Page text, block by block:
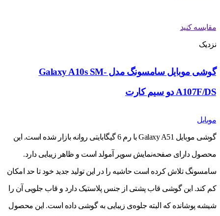
مقایسه کنید
نزدیک
گوشی موبایل سامسونگ مدل Galaxy A10s SM-
A107F/DS دو سیم کارت
موبایل
گوشی موبایل Galaxy A51 با رم 6 گیگابایتی روانه بازار شده است. این
محصول دارای صفحه‌نمایش سوپر آمولد است و ظاهر زیبایی دارد.
سامسونگ تلاش کرده است حاشیه را در این تولید جدید خود تا حد امکان
کم کند. این گوشی قاب پشتی از جنس پلاستیک دارد و قاب جلویی آن را
شیشه پوشانده که البته جلوه‌ی زیبایی به گوشی داده است. این محصول